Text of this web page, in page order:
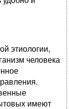
этиологии,
человека
имеют